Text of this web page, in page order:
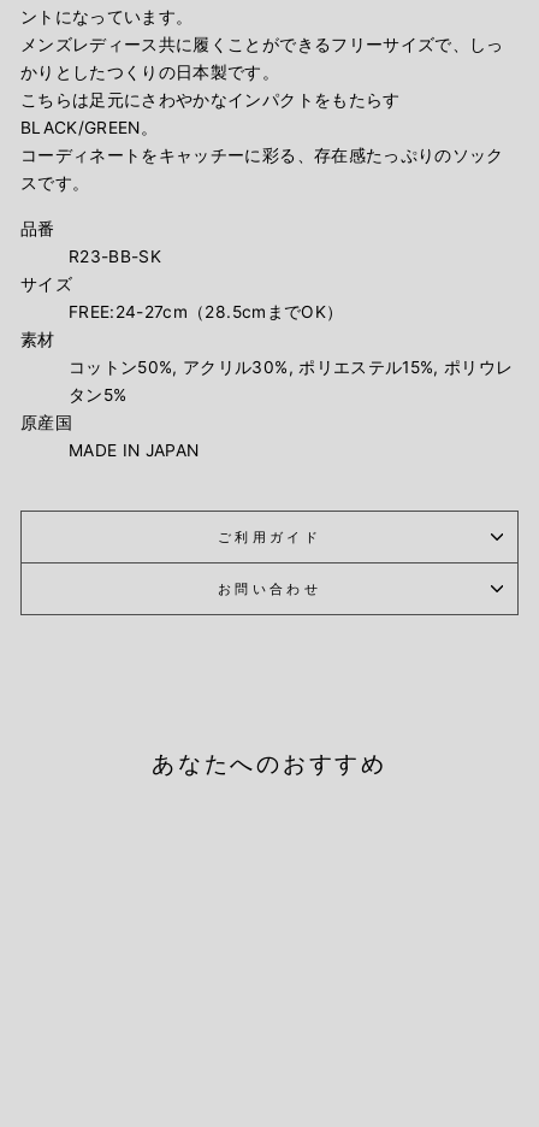
ントになっています。
メンズレディース共に履くことができるフリーサイズで、しっ
かりとしたつくりの日本製です。
こちらは足元にさわやかなインパクトをもたらす
BLACK/GREEN。
コーディネートをキャッチーに彩る、存在感たっぷりのソック
スです。
品番
R23-BB-SK
サイズ
FREE:24-27cm（28.5cmまでOK）
素材
コットン50%, アクリル30%, ポリエステル15%, ポリウレ
タン5%
原産国
MADE IN JAPAN
ご利用ガイド
お問い合わせ
あなたへのおすすめ